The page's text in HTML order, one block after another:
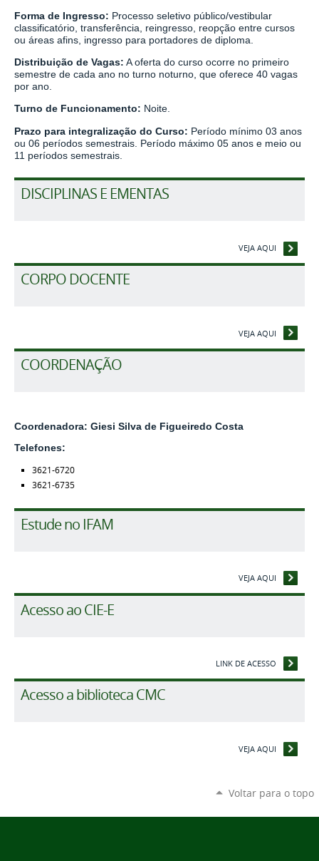
Forma de Ingresso: Processo seletivo público/vestibular
classificatório, transferência, reingresso, reopção entre cursos
ou áreas afins, ingresso para portadores de diploma.
Distribuição de Vagas: A oferta do curso ocorre no primeiro
semestre de cada ano no turno noturno, que oferece 40 vagas
por ano.
Turno de Funcionamento: Noite.
Prazo para integralização do Curso: Período mínimo 03 anos
ou 06 períodos semestrais. Período máximo 05 anos e meio ou
11 períodos semestrais.
DISCIPLINAS E EMENTAS
VEJA AQUI
CORPO DOCENTE
VEJA AQUI
COORDENAÇÃO
Coordenadora: Giesi Silva de Figueiredo Costa
Telefones:
3621-6720
3621-6735
Estude no IFAM
VEJA AQUI
Acesso ao CIE-E
LINK DE ACESSO
Acesso a biblioteca CMC
VEJA AQUI
Voltar para o topo